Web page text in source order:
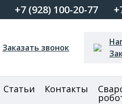
+7 (928) 100-20-77
Заказать звонок
Статьи Контакты